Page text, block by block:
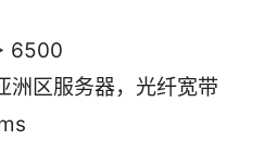
6500
洲区服务器，光纤宽带